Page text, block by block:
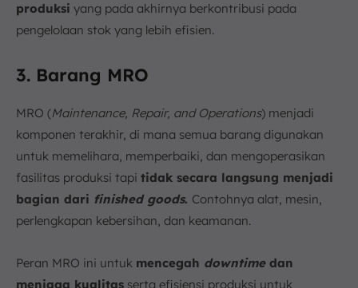
produksi yang pada akhirnya berkontribusi pada
pengelolaan stok yang lebih efisien.
3. Barang MRO
MRO (Maintenance, Repair, and Operations) menjadi
komponen terakhir, di mana semua barang digunakan
untuk memelihara, memperbaiki, dan mengoperasikan
fasilitas produksi tapi tidak secara langsung menjadi
bagian dari finished goods. Contohnya alat, mesin,
perlengkapan kebersihan, dan keamanan.
Peran MRO ini untuk mencegah downtimedan
menjaga kualitas serta efisiensi produksi untuk